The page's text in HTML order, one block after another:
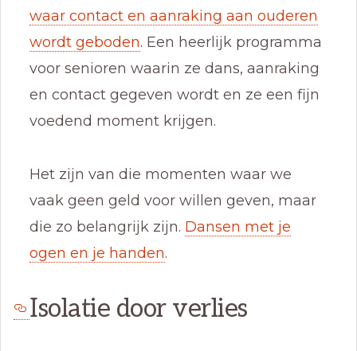
waar contact en aanraking aan ouderen
wordt geboden. Een heerlijk programma
voor senioren waarin ze dans, aanraking
en contact gegeven wordt en ze een fijn
voedend moment krijgen.
Het zijn van die momenten waar we
vaak geen geld voor willen geven, maar
die zo belangrijk zijn. Dansen met je
ogen en je handen.
Isolatie door verlies